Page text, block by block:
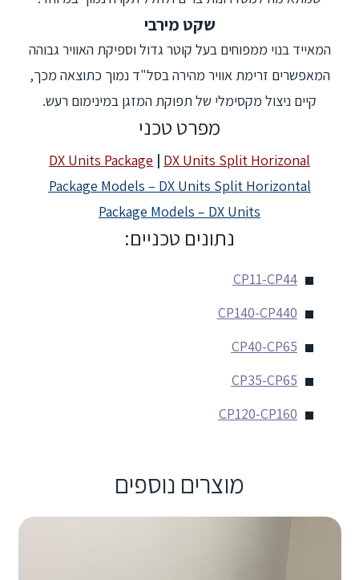
שקט מירבי
המאייד בנוי ממפוחים בעל קוטר גדול וספיקת האוויר
גבוהה המאפשרים זרימת אוויר מהירה בסל"ד נמוך
כתוצאה מכך, קיים ניצול מקסימלי של תפוקת המזגן
במינימום רעש.
מפרט טכני
DX Units Package |DX Units Split Horizonal
Package Models – DX Units Split Horizontal
Package Models – DX Units
מוצרים נוספים